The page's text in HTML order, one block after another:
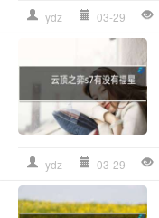
ydz 03-29
ydz 03-29